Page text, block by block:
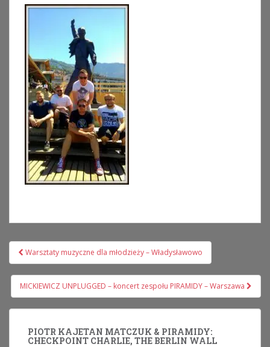
Nawigacja
wpisu
Warsztaty muzyczne dla młodzieży – Władysławowo
MICKIEWICZ UNPLUGGED – koncert zespołu PIRAMIDY – Warszawa
PIOTR KAJETAN MATCZUK & PIRAMIDY:
CHECKPOINT CHARLIE, THE BERLIN WALL